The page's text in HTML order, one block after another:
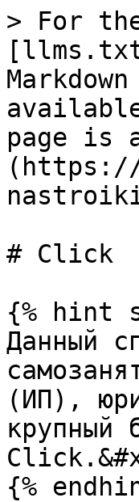
> For
page is
(https://
# Click
{% hint
Данный
(ИП),
крупный
{%